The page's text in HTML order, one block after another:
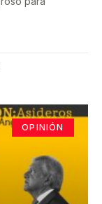
OPINIÓN